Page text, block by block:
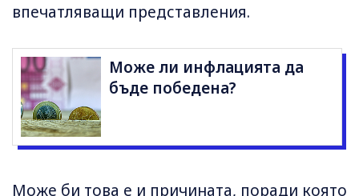
впечатляващи представления.
Може ли инфлацията да
бъде победена?
Може би това е и причината, поради която